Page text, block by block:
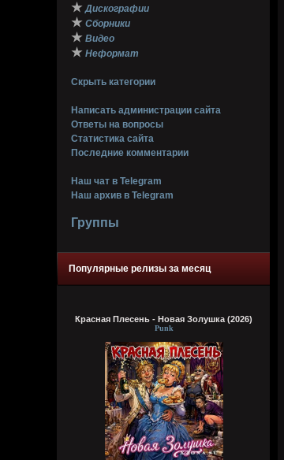
★ Дискографии
★ Сборники
★ Видео
★ Неформат
Скрыть категории
Написать администрации сайта
Ответы на вопросы
Статистика сайта
Последние комментарии
Наш чат в Telegram
Наш архив в Telegram
Группы
Популярные релизы за месяц
Красная Плесень - Новая Золушка (2026)
Punk